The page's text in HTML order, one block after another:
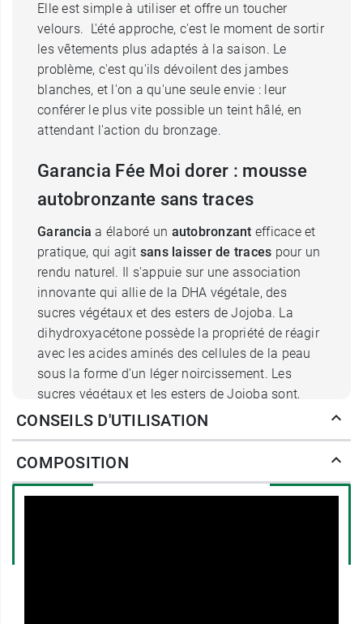
Elle est simple à utiliser et offre un toucher
velours. L'été approche, c'est le moment de sortir
les vêtements plus adaptés à la saison. Le
problème, c'est qu'ils dévoilent des jambes
blanches, et l'on a qu'une seule envie : leur
conférer le plus vite possible un teint hâlé, en
attendant l'action du bronzage.
Garancia Fée Moi dorer : mousse
autobronzante sans traces
Garancia a élaboré un autobronzant efficace et
pratique, qui agit sans laisser de traces pour un
rendu naturel. Il s'appuie sur une association
innovante qui allie de la DHA végétale, des
sucres végétaux et des esters de Jojoba. La
dihydroxyacétone possède la propriété de réagir
avec les acides aminés des cellules de la peau
sous la forme d'un léger noircissement. Les
sucres végétaux et les esters de Jojoba sont,
pour leur part, des agents hydratants naturels
préserve son aspect lissé. Ainsi, tout en prenant
ne souffre pas de dessèchement et reste
CONSEILS D'UTILISATION
COMPOSITION